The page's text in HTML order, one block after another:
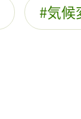
気候